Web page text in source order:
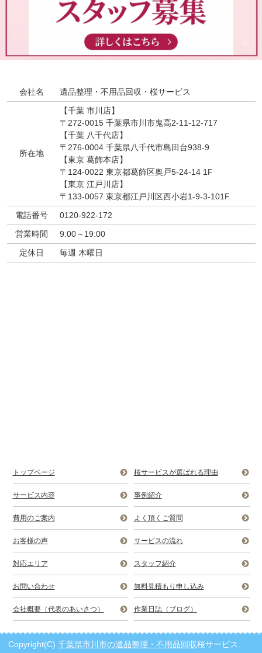
会社名 遺品整理・不用品回収・桜サービス
所在地
【千葉 市川店】
〒272-0015 千葉県市川市鬼高2-11-12-717
【千葉 八千代店】
〒276-0004 千葉県八千代市島田台938-9
【東京 葛飾本店】
〒124-0022 東京都葛飾区奥戸5-24-14 1F
【東京 江戸川店】
〒133-0057 東京都江戸川区西小岩1-9-3-101F
電話番号
0120-922-172
営業時間
9:00～19:00
定休日
毎週 木曜日
トップページ 桜サービスが選ばれる理由
サービス内容 事例紹介
費用のご案内 よく頂くご質問
お客様の声 サービスの流れ
対応エリア スタッフ紹介
お問い合わせ 無料見積もり申し込み
会社概要（代表のあいさつ） 作業日誌（ブログ）
Copyright(C)千葉県市川市の遺品整理・不用品回収桜サービス.